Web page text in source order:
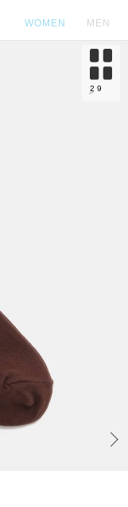
WOMEN MEN
2 9